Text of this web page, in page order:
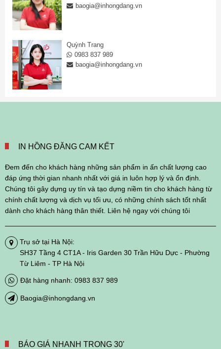
baogia@inhongdang.vn
Quỳnh Trang
0983 837 989
baogia@inhongdang.vn
IN HỒNG ĐĂNG CAM KẾT
Đem đến cho khách hàng những sản phẩm in ấn chất lượng cao
đáp ứng thời gian nhanh nhất với giá in luôn hợp lý và ổn định.
Chúng tôi gây dựng uy tín và tạo dựng niềm tin cho khách hàng từ
chính chất lượng và dịch vụ tối ưu, có những chính sách tốt nhất
dành cho khách hàng thân thiết. Liên hệ ngay với chúng tôi
Trụ sở tại Hà Nội:
SH37 Tầng 4 CT1A - Iris Garden 30 Trần Hữu Dực - Phường
Từ Liêm - TP Hà Nội
Đặt hàng nhanh: 0983 837 989
Baogia@inhongdang.vn
BÁO GIÁ NHANH TRONG 30'